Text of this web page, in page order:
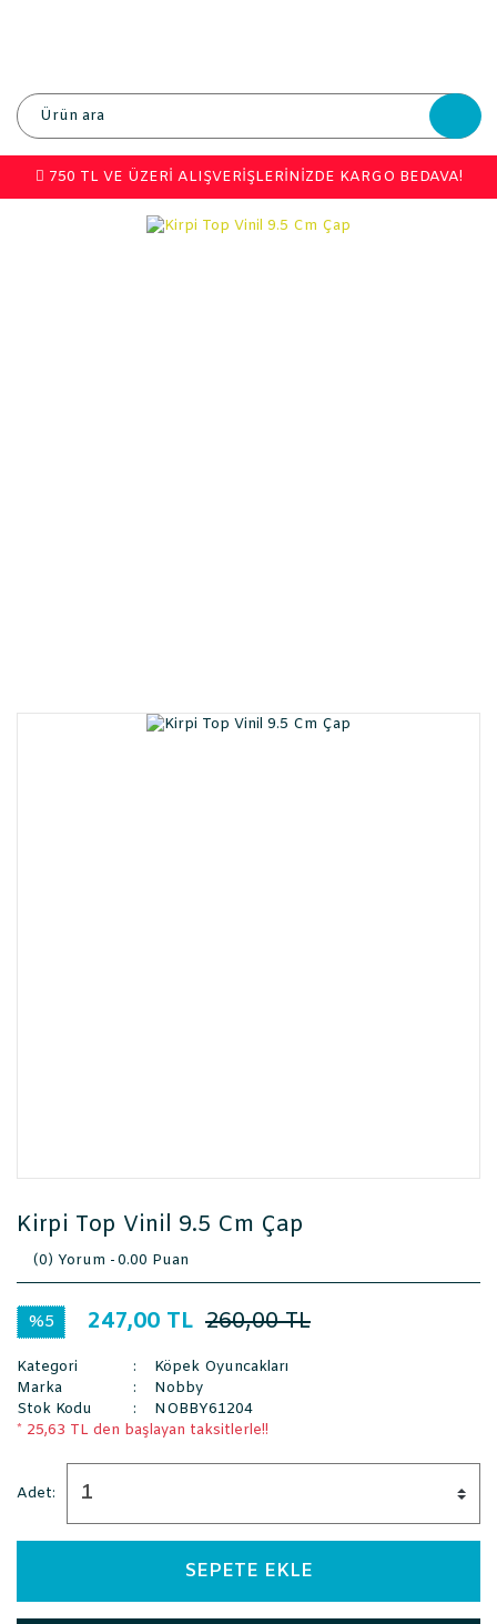
750 TL VE ÜZERİ ALIŞVERİŞLERİNİZDE KARGO BEDAVA!
Kirpi Top Vinil 9.5 Cm Çap
(0) Yorum -0.00 Puan
%5 247,00 TL 260,00 TL
Kategori
Köpek Oyuncakları
Marka
Nobby
Stok Kodu
NOBBY61204
* 25,63 TL den başlayan taksitlerle!!
Adet:
SEPETE EKLE